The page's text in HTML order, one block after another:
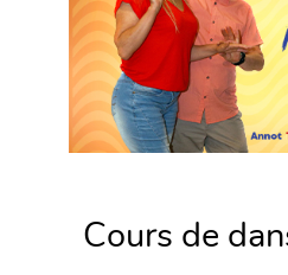
Cours de